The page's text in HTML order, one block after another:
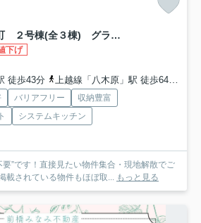
【新築】前橋市関根町 ２号棟(全３棟) グラファーレ 新築建売分譲
下げ
徒歩43分
上越線「八木原」駅 徒歩64分
バリアフリー
収納豊富
システムキッチン
”です！直接見たい物件集合・現地解散でご
載されている物件もほぼ取...
もっと見る